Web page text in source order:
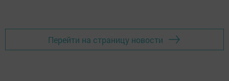
Перейти на страницу новости